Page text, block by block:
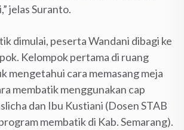
jelas Suranto.
dimulai, peserta Wandani dibagi ke
Kelompok pertama di ruang
mengetahui cara memasang meja
membatik menggunakan cap
dan Ibu Kustiani (Dosen STAB
membatik di Kab. Semarang).